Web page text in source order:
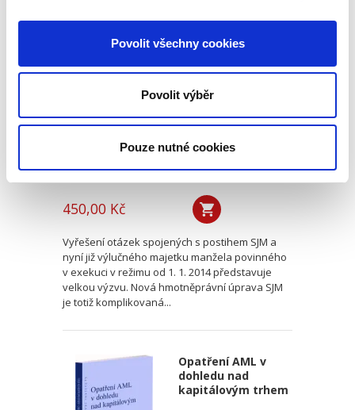
Povolit všechny cookies
Povolit výběr
Pouze nutné cookies
manželů a exekuce
450,00 Kč
Vyřešení otázek spojených s postihem SJM a
nyní již výlučného majetku manžela povinného
v exekuci v režimu od 1. 1. 2014 představuje
velkou výzvu. Nová hmotněprávní úprava SJM
je totiž komplikovaná...
Opatření AML v
dohledu nad
kapitálovým trhem